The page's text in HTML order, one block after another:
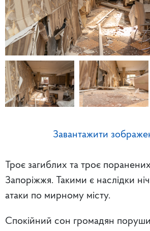
Завантажити
Троє загиблих та троє
Запоріжжя. Такими є наслідки
атаки по мирному місту.
Спокійний сон громадян